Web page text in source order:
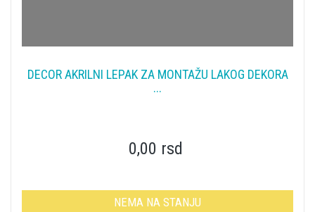
DECOR AKRILNI LEPAK ZA MONTAŽU LAKOG DEKORA
...
0,00 rsd
NEMA NA STANJU